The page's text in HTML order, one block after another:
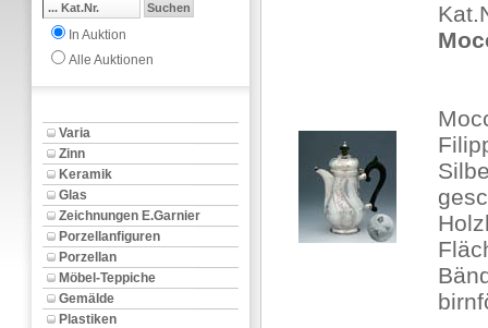
In Auktion
Alle Auktionen
Varia
Zinn
Keramik
Glas
Zeichnungen E.Garnier
Porzellanfiguren
Porzellan
Möbel-Teppiche
Gemälde
Plastiken